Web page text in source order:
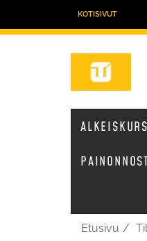
KOTISIVUT
Etusivu